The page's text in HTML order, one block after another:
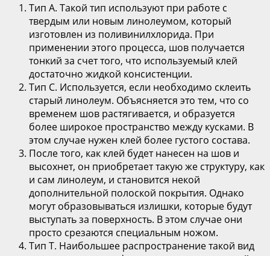
Тип А. Такой тип используют при работе с
твердым или новым линолеумом, который
изготовлен из поливинилхлорида. При
применении этого процесса, шов получается
тонкий за счет того, что используемый клей
достаточно жидкой консистенции.
Тип С. Используется, если необходимо склеить
старый линолеум. Объясняется это тем, что со
временем шов растягивается, и образуется
более широкое пространство между кусками. В
этом случае нужен клей более густого состава.
После того, как клей будет нанесен на шов и
высохнет, он приобретает такую же структуру, как
и сам линолеум, и становится некой
дополнительной полоской покрытия. Однако
могут образовываться излишки, которые будут
выступать за поверхность. В этом случае они
просто срезаются специальным ножом.
Тип Т. Наибольшее распространение такой вид